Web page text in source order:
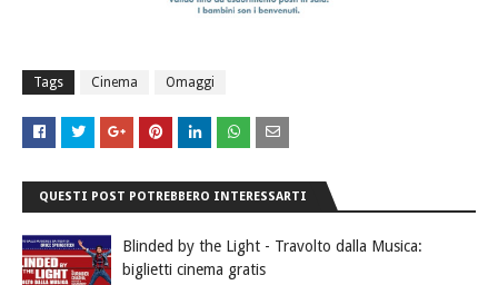
Tags Cinema Omaggi
QUESTI POST POTREBBERO INTERESSARTI
Blinded by the Light - Travolto dalla Musica:
biglietti cinema gratis